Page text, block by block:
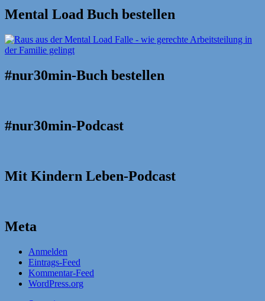
Mental Load Buch bestellen
#nur30min-Buch bestellen
#nur30min-Podcast
Mit Kindern Leben-Podcast
Meta
Anmelden
Eintrags-Feed
Kommentar-Feed
WordPress.org